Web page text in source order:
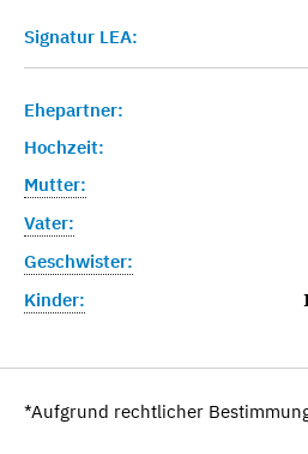
Signatur LEA:
Ehepartner:
Hochzeit:
Mutter:
Vater:
Geschwister:
Kinder:
*Aufgrund rechtlicher